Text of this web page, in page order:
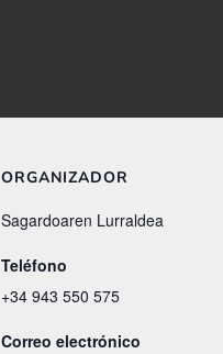
ORGANIZADOR
Sagardoaren Lurraldea
Teléfono
+34 943 550 575
Correo electrónico